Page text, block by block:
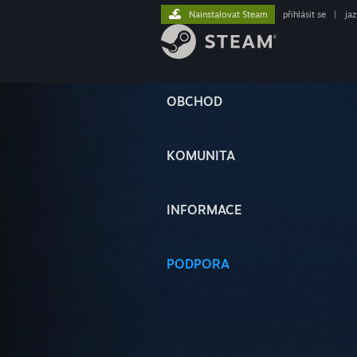
OBCHOD
KOMUNITA
INFORMACE
PODPORA
Nainstalovat Steam přihlásit se